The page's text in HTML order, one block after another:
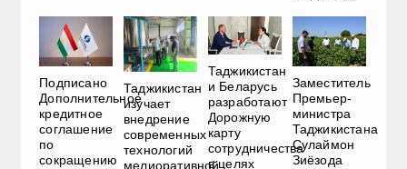
Подписано
Дополнительное
кредитное
соглашение
по
сокращению
Таджикистан
изучает
внедрение
современных
технологий
мелиоративной
Таджикистан
и Беларусь
разработают
Дорожную
карту
сотрудничества
в целях
Заместитель
Премьер-
министра
Таджикистана
Сулаймон
Зиёзода